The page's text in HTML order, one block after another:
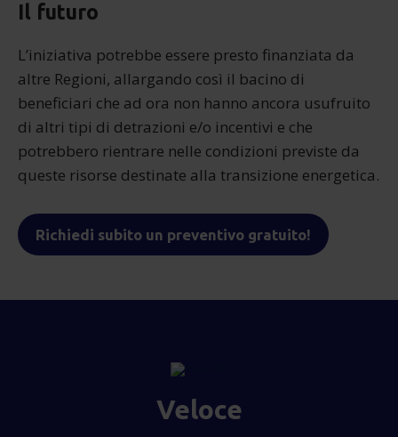
Il futuro
L’iniziativa potrebbe essere presto finanziata da
altre Regioni, allargando così il bacino di
beneficiari che ad ora non hanno ancora usufruito
di altri tipi di detrazioni e/o incentivi e che
potrebbero rientrare nelle condizioni previste da
queste risorse destinate alla transizione energetica.
Richiedi subito un preventivo gratuito!
Veloce